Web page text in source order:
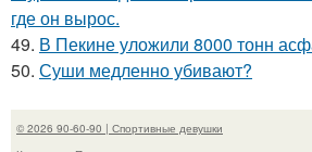
где он вырос.
49. В Пекине уложили 8000 тонн
50. Суши медленно убивают?
© 2026 90-60-90 | Спортивные девушки